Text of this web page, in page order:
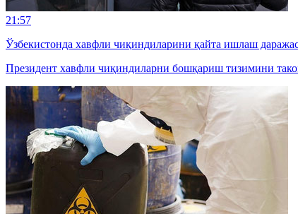
21:57
Ўзбекистонда хавфли чиқиндиларини қайта ишлаш
Президент хавфли чиқиндиларни бошқариш тизимини